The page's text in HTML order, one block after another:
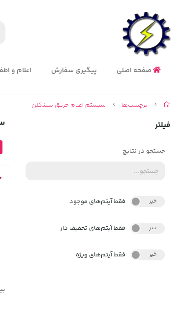
صفحه اصلی پیگیری سفارش اعلام و
برچسب‌ها سیستم اعلام حریق سینکلن
فیلتر
جستجو در نتایج
بله خیر فقط آیتم‌های موجود
بله خیر فقط آیتم‌های تخفیف دار
بله خیر فقط آیتم‌های ویژه